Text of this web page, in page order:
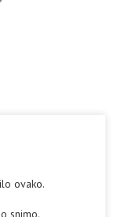
ovako.
snimo.